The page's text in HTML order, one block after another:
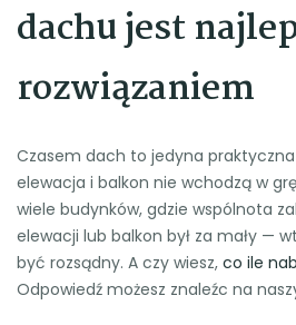
dachu jest
rozwiązaniem
Czasem dach to jedyna
elewacja i balkon nie wchodzą w
wiele budynków, gdzie wspólnota
elewacji lub balkon był za mały —
być rozsądny. A czy wiesz, co ile
Odpowiedź możesz znaleźc na